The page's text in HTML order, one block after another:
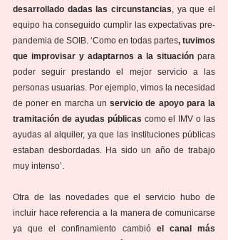
desarrollado dadas las circunstancias, ya que el
equipo ha conseguido cumplir las expectativas pre-
pandemia de SOIB. ‘Como en todas partes, tuvimos
que improvisar y adaptarnos a la situación para
poder seguir prestando el mejor servicio a las
personas usuarias. Por ejemplo, vimos la necesidad
de poner en marcha un servicio de apoyo para la
tramitación de ayudas públicas como el IMV o las
ayudas al alquiler, ya que las instituciones públicas
estaban desbordadas. Ha sido un año de trabajo
muy intenso’.
Otra de las novedades que el servicio hubo de
incluir hace referencia a la manera de comunicarse
ya que el confinamiento cambió el canal más